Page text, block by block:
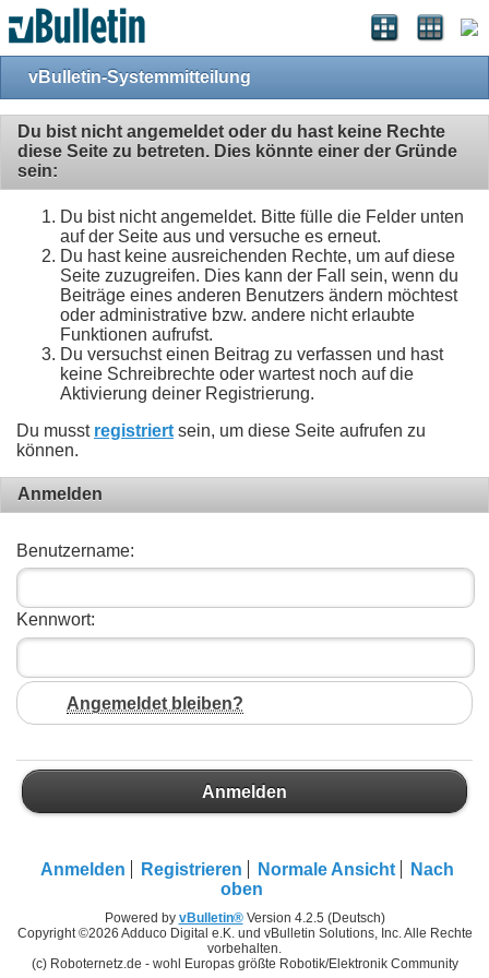
vBulletin-Systemmitteilung
Du bist nicht angemeldet oder du hast keine Rechte
diese Seite zu betreten. Dies könnte einer der Gründe
sein:
Du bist nicht angemeldet. Bitte fülle die Felder unten
auf der Seite aus und versuche es erneut.
Du hast keine ausreichenden Rechte, um auf diese
Seite zuzugreifen. Dies kann der Fall sein, wenn du
Beiträge eines anderen Benutzers ändern möchtest
oder administrative bzw. andere nicht erlaubte
Funktionen aufrufst.
Du versuchst einen Beitrag zu verfassen und hast
keine Schreibrechte oder wartest noch auf die
Aktivierung deiner Registrierung.
Du musst registriert sein, um diese Seite aufrufen zu
können.
Anmelden
Benutzername:
Kennwort:
Angemeldet bleiben?
Anmelden
Anmelden Registrieren Normale Ansicht
Nach
oben
Powered by vBulletin®Version 4.2.5 (Deutsch)
Copyright ©2026 Adduco Digital e.K. und vBulletin Solutions, Inc. Alle Rechte
vorbehalten.
(c) Roboternetz.de - wohl Europas größte Robotik/Elektronik Community